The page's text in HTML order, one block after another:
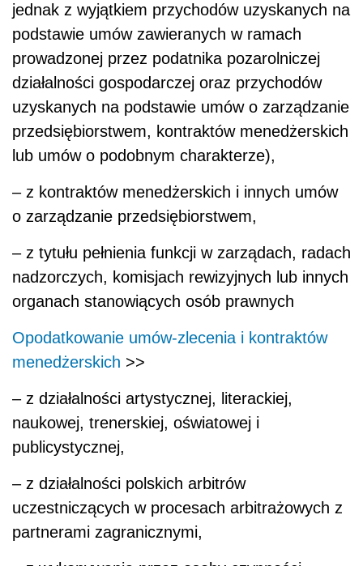
jednak z wyjątkiem przychodów uzyskanych na
podstawie umów zawieranych w ramach
prowadzonej przez podatnika pozarolniczej
działalności gospodarczej oraz przychodów
uzyskanych na podstawie umów o zarządzanie
przedsiębiorstwem, kontraktów menedżerskich
lub umów o podobnym charakterze),
– z kontraktów menedżerskich i innych umów
o zarządzanie przedsiębiorstwem,
– z tytułu pełnienia funkcji w zarządach, radach
nadzorczych, komisjach rewizyjnych lub innych
organach stanowiących osób prawnych
Opodatkowanie umów-zlecenia i kontraktów
menedżerskich >>
– z działalności artystycznej, literackiej,
naukowej, trenerskiej, oświatowej i
publicystycznej,
– z działalności polskich arbitrów
uczestniczących w procesach arbitrażowych z
partnerami zagranicznymi,